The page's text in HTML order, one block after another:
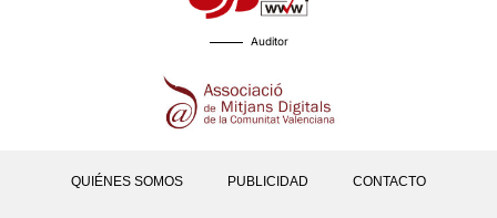
Auditor
QUIÉNES SOMOS PUBLICIDAD CONTACTO